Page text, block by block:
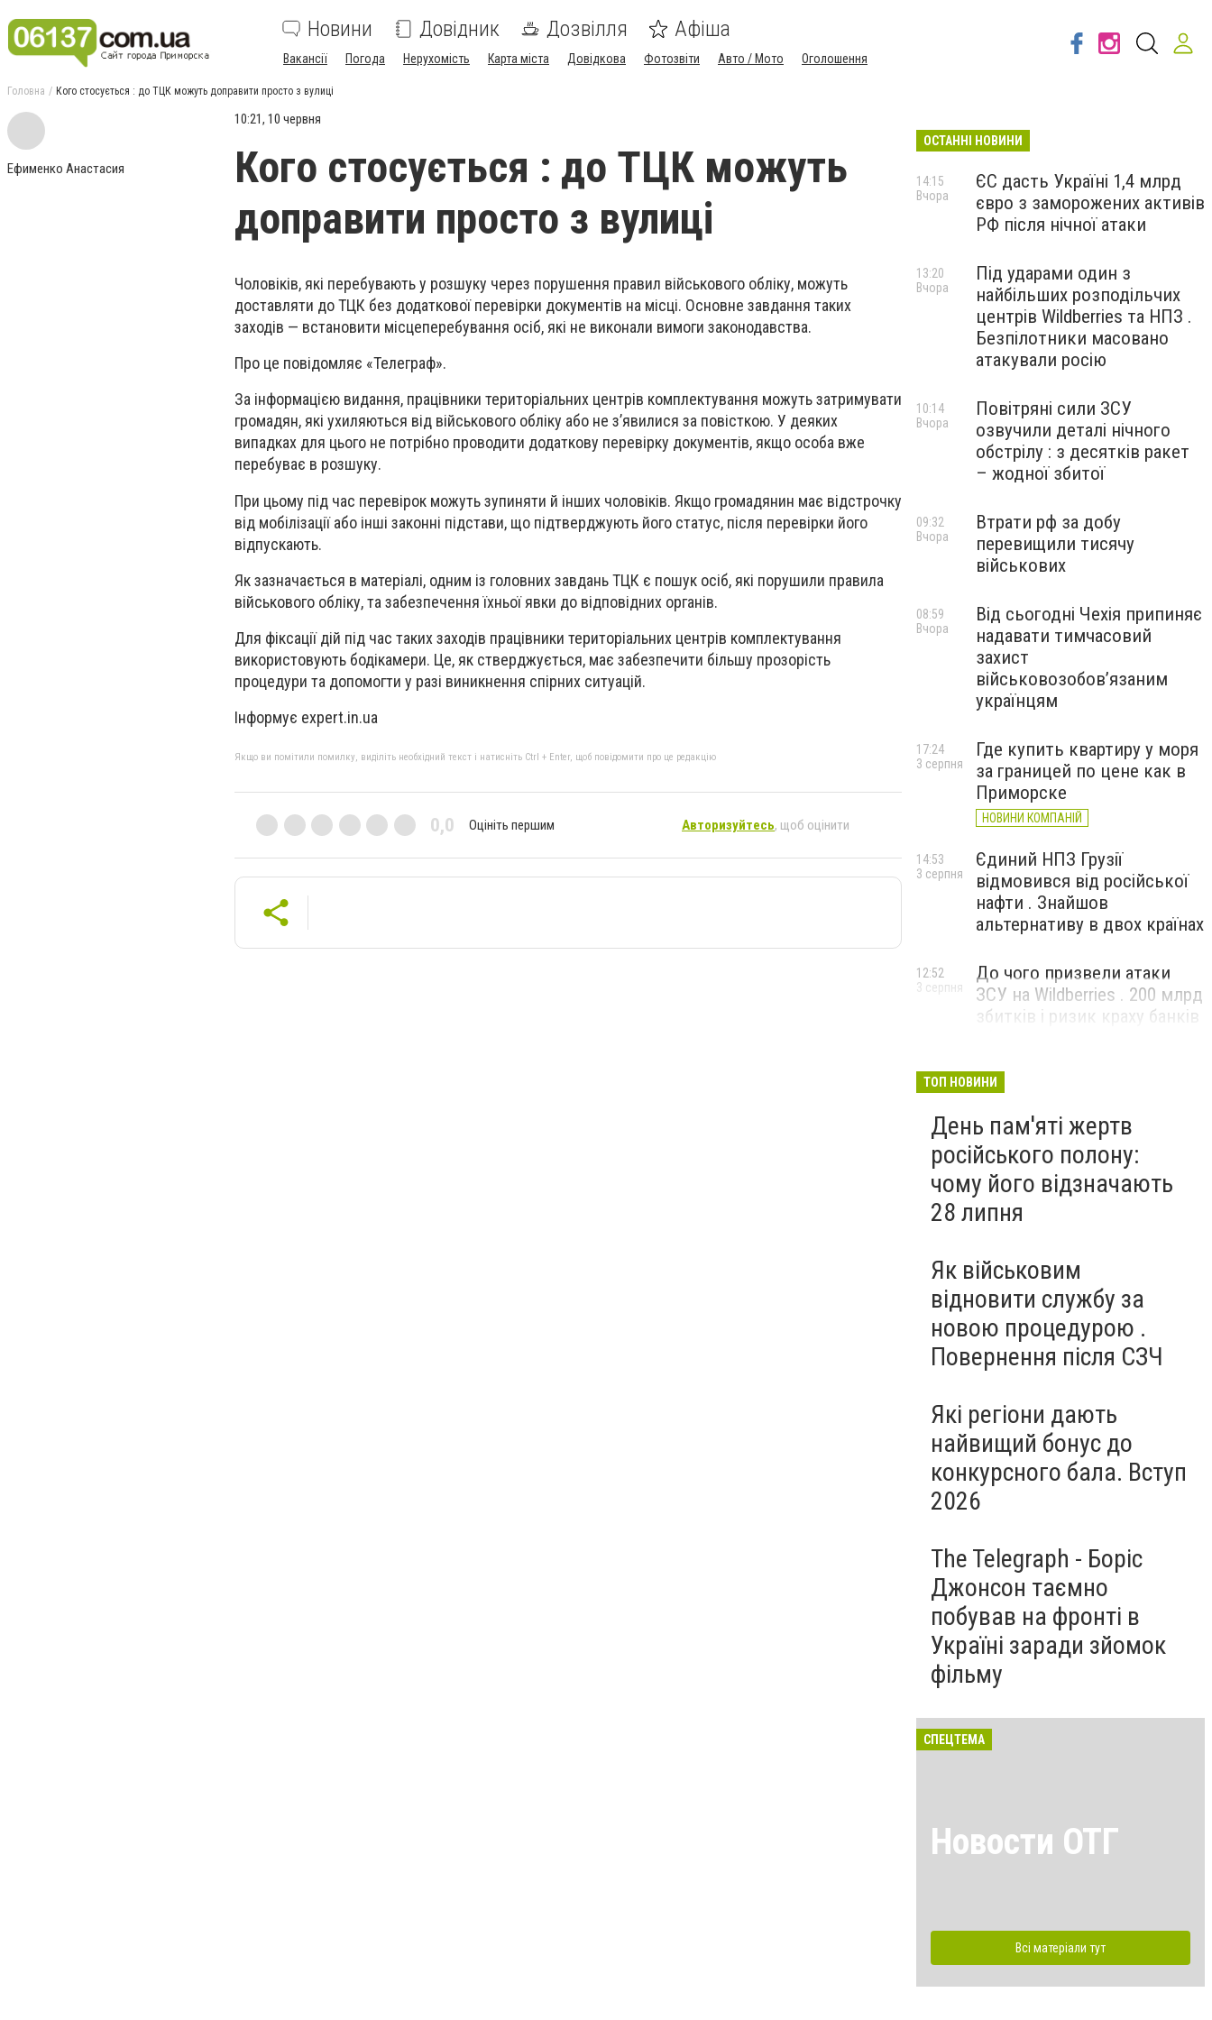
Новини Довідник Дозвілля Афіша
Вакансії Погода Нерухомість Карта міста Довідкова Фотозвіти Авто / Мото Оголошення
Головна Кого стосується : до ТЦК можуть доправити просто з вулиці
Ефименко Анастасия
10:21, 10 червня
Кого стосується : до ТЦК можуть
доправити просто з вулиці
Чоловіків, які перебувають у розшуку через порушення правил військового обліку, можуть
доставляти до ТЦК без додаткової перевірки документів на місці. Основне завдання таких
заходів — встановити місцеперебування осіб, які не виконали вимоги законодавства.
Про це повідомляє «Телеграф».
За інформацією видання, працівники територіальних центрів комплектування можуть затримувати
громадян, які ухиляються від військового обліку або не з’явилися за повісткою. У деяких
випадках для цього не потрібно проводити додаткову перевірку документів, якщо особа вже
перебуває в розшуку.
При цьому під час перевірок можуть зупиняти й інших чоловіків. Якщо громадянин має відстрочку
від мобілізації або інші законні підстави, що підтверджують його статус, після перевірки його
відпускають.
Як зазначається в матеріалі, одним із головних завдань ТЦК є пошук осіб, які порушили правила
військового обліку, та забезпечення їхньої явки до відповідних органів.
Для фіксації дій під час таких заходів працівники територіальних центрів комплектування
використовують бодікамери. Це, як стверджується, має забезпечити більшу прозорість
процедури та допомогти у разі виникнення спірних ситуацій.
Інформує expert.in.ua
Якщо ви помітили помилку, виділіть необхідний текст і натисніть Ctrl + Enter, щоб повідомити про це редакцію
0,0 Оцініть першим Авторизуйтесь, щоб оцінити
ОСТАННІ НОВИНИ
ЄС дасть Україні 1,4 млрд
євро з заморожених активів
РФ після нічної атаки
14:15
Вчора
Під ударами один з
найбільших розподільчих
центрів Wildberries та НПЗ .
Безпілотники масовано
атакували росію
13:20
Вчора
Повітряні сили ЗСУ
озвучили деталі нічного
обстрілу : з десятків ракет
– жодної збитої
10:14
Вчора
Втрати рф за добу
перевищили тисячу
військових
09:32
Вчора
Від сьогодні Чехія припиняє
надавати тимчасовий
захист
військовозобов’язаним
українцям
08:59
Вчора
Где купить квартиру у моря
за границей по цене как в
Приморске
НОВИНИ КОМПАНІЙ
17:24
3 серпня
Єдиний НПЗ Грузії
відмовився від російської
нафти . Знайшов
альтернативу в двох країнах
14:53
3 серпня
До чого призвели атаки
ЗСУ на Wildberries . 200 млрд
збитків і ризик краху банків
12:52
3 серпня
ТОП НОВИНИ
День пам'яті жертв
російського полону:
чому його відзначають
28 липня
Як військовим
відновити службу за
новою процедурою .
Повернення після СЗЧ
Які регіони дають
найвищий бонус до
конкурсного бала. Вступ
2026
The Telegraph - Боріс
Джонсон таємно
побував на фронті в
Україні заради зйомок
фільму
СПЕЦТЕМА
Новости ОТГ
Всі матеріали тут